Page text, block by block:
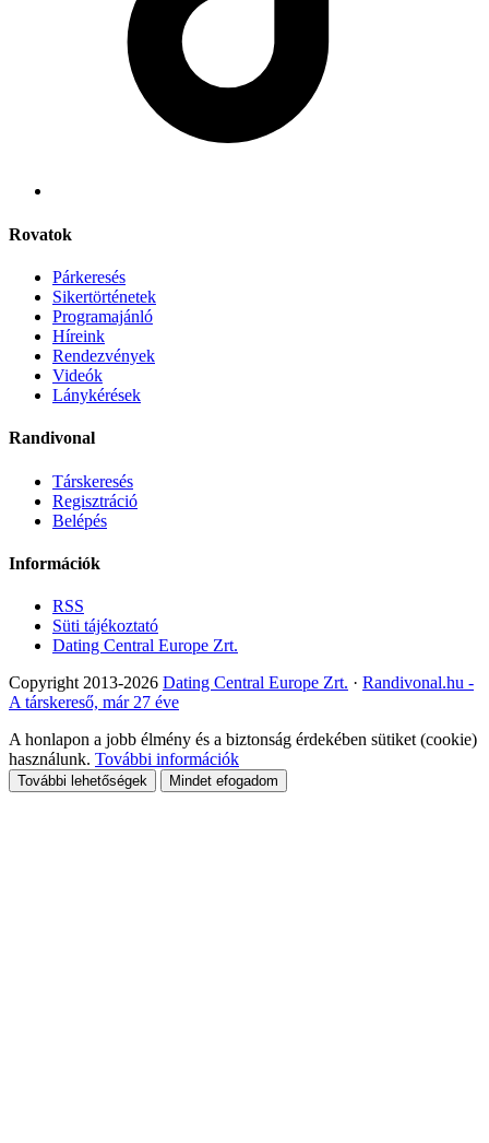
Rovatok
Párkeresés
Sikertörténetek
Programajánló
Híreink
Rendezvények
Videók
Lánykérések
Randivonal
Társkeresés
Regisztráció
Belépés
Információk
RSS
Süti tájékoztató
Dating Central Europe Zrt.
Copyright 2013-2026 Dating Central Europe Zrt. · Randivonal.hu -
A társkereső, már 27 éve
A honlapon a jobb élmény és a biztonság érdekében sütiket (cookie)
használunk. További információk
További lehetőségek Mindet efogadom